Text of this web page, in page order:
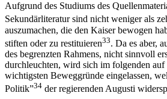
Aufgrund des Studiums des
Sekundärliteratur sind nicht weniger als
auszumachen, die den Kaiser bewogen
stiften oder zu restituieren33. Da es aber,
des begrenzten Rahmens, nicht sinnvoll
durchleuchten, wird sich im folgenden auf
wichtigsten Beweggründe eingelassen,
Politik”34 der regierenden Augusti